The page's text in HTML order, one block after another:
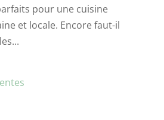
pour une cuisine
et locale. Encore faut-il